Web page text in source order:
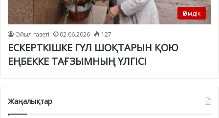
Әкімдік
Ойыл газеті 02.06.2026 127
ЕСКЕРТКІШКЕ ГҮЛ ШОҚТАРЫН ҚОЮ
ЕҢБЕККЕ ТАҒЗЫМНЫҢ ҮЛГІСІ
Жаңалықтар